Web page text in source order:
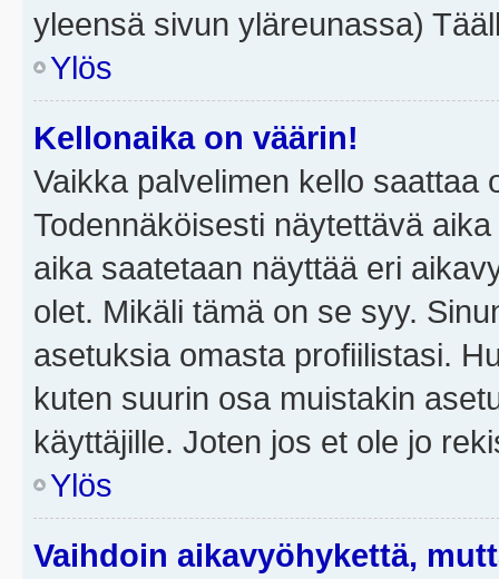
yleensä sivun yläreunassa)
Ylös
Kellonaika on väärin!
Vaikka palvelimen kello saattaa
Todennäköisesti näytettävä
aika saatetaan näyttää eri
olet. Mikäli tämä on se syy.
asetuksia omasta profiilistasi.
kuten suurin osa muistakin
käyttäjille. Joten jos et ole jo
Ylös
Vaihdoin aikavyöhykettä,